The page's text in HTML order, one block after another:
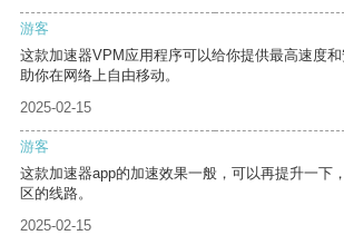
游客
这款加速器VPM应用程序可以给你提供最高速度
助你在网络上自由移动。
2025-02-15
游客
这款加速器app的加速效果一般，可以再提升一下
区的线路。
2025-02-15